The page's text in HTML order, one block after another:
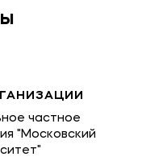
частное
"Московский